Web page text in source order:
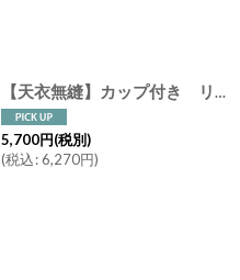
【天衣無縫】カップ付き リブタンクトップ スーピマコットン オーガニックコットン 日本製 ピンク オフホワイト グレー
5,700円(税別)
(税込:6,270円)